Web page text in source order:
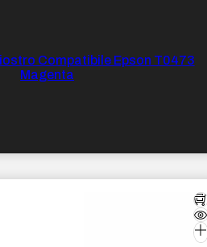
Compatibile Epson T0473
Magenta